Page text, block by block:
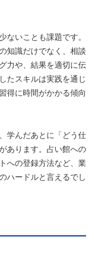
ないことも課題です。
知識だけでなく、相談
力や、結果を適切に伝
たスキルは実践を通じ
得に時間がかかる傾向
学んだあとに「どう仕
あります。占い館への
への登録方法など、業
ハードルと言えるでし